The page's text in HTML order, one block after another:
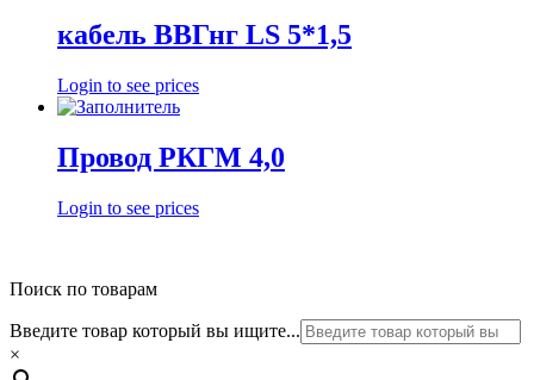
кабель ВВГнг LS 5*1,5
Login to see prices
Провод РКГМ 4,0
Login to see prices
Поиск по товарам
Введите товар который вы ищите...
×